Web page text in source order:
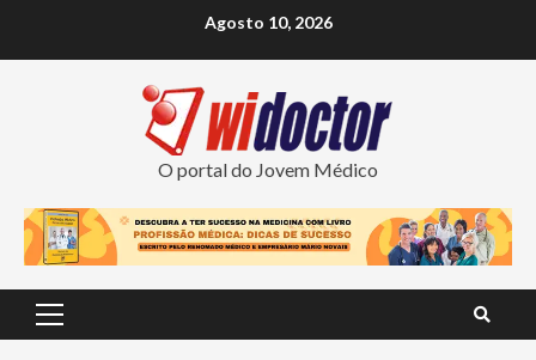
Agosto 10, 2026
O portal do Jovem Médico
Primary